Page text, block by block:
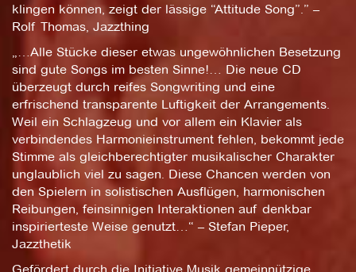
klingen können, zeigt der lässige “Attitude Song”.” –
Rolf Thomas, Jazzthing
„…Alle Stücke dieser etwas ungewöhnlichen Besetzung
sind gute Songs im besten Sinne!… Die neue CD
überzeugt durch reifes Songwriting und eine
erfrischend transparente Luftigkeit der Arrangements.
Weil ein Schlagzeug und vor allem ein Klavier als
verbindendes Harmonieinstrument fehlen, bekommt jede
Stimme als gleichberechtigter musikalischer Charakter
unglaublich viel zu sagen. Diese Chancen werden von
den Spielern in solistischen Ausflügen, harmonischen
Reibungen, feinsinnigen Interaktionen auf denkbar
inspirierteste Weise genutzt…“ – Stefan Pieper,
Jazzthetik
Gefördert durch die Initiative Musik gemeinnützige